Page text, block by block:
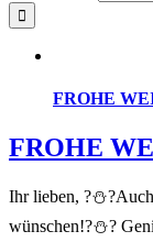
FROHE
FROHE
Ihr lieben,
wünschen!?⛄?